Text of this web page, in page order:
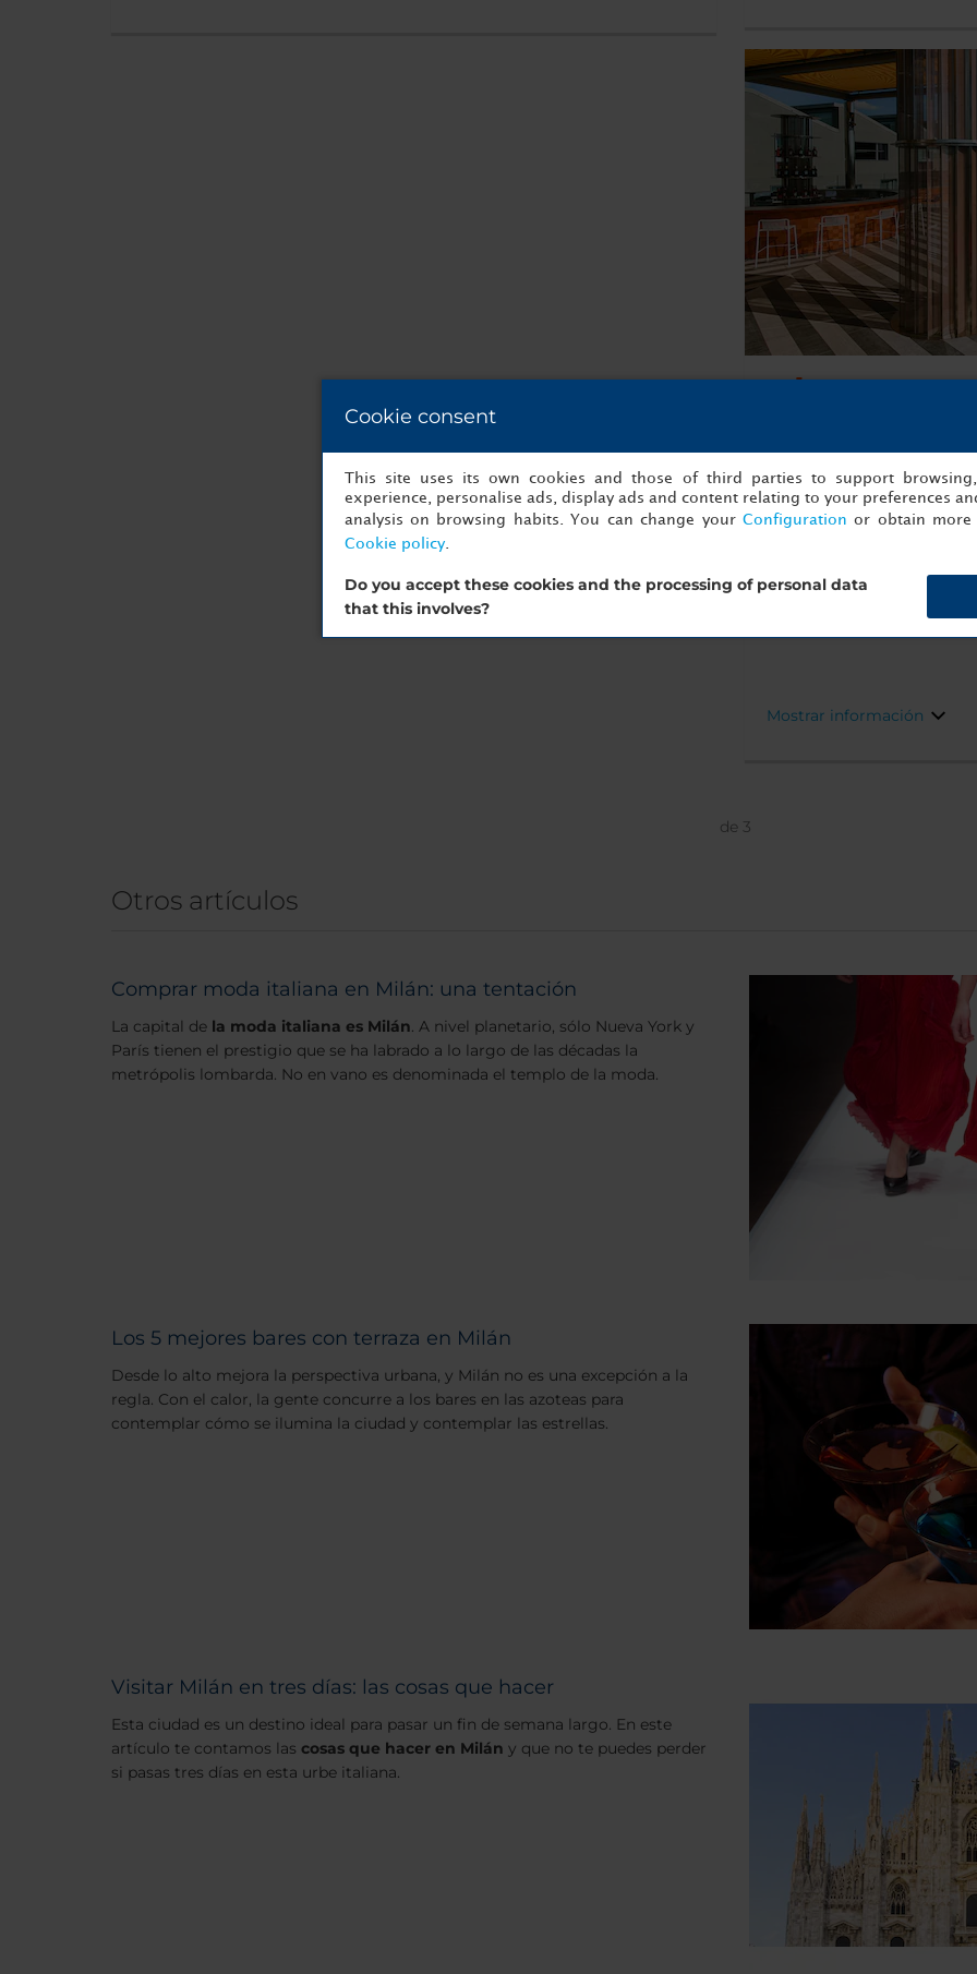
Via Tortona, 35,. 20144
opiniones
Ubicado en el centro de
Milano te hará sentir
cosmopolita, ideal para
para ofrecer.
Mostrar información
de 3
Otros artículos
Comprar moda italiana en Milán: una tentación
La capital de la moda italiana es Milán. A nivel planetario, sólo Nueva York y
París tienen el prestigio que se ha labrado a lo largo de las décadas la
metrópolis lombarda. No en vano es denominada el templo de la moda.
Los 5 mejores bares con terraza en Milán
Desde lo alto mejora la perspectiva urbana, y Milán no es una excepción a la
regla. Con el calor, la gente concurre a los bares en las azoteas para
contemplar cómo se ilumina la ciudad y contemplar las estrellas.
Visitar Milán en tres días: las cosas que hacer
Esta ciudad es un destino ideal para pasar un fin de semana largo. En este
artículo te contamos las cosas que hacer en Milán y que no te puedes perder
si pasas tres días en esta urbe italiana.
Cookie consent
This site uses its own cookies and those of third parties to support
experience, personalise ads, display ads and content relating to your preferences
analysis on browsing habits. You can change your Configuration or obtain
Cookie policy.
Do you accept these cookies and the processing of personal data
that this involves?